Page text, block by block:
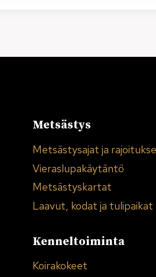
Metsästys
Metsästysajat ja
Vieraslupakäytäntö
Metsästyskartat
Laavut, kodat ja tulipaikat
Kenneltoiminta
Koirakokeet